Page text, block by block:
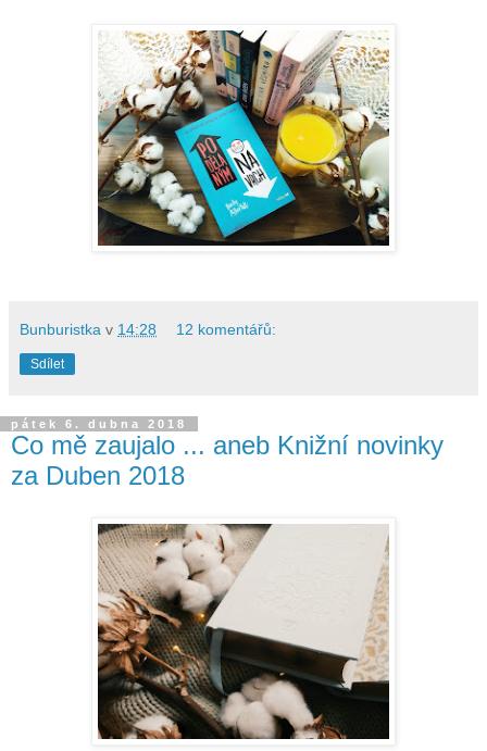
Bunburistka v 14:28 12 komentářů:
Sdílet
pátek 6. dubna 2018
Co mě zaujalo ... aneb Knižní novinky
za Duben 2018